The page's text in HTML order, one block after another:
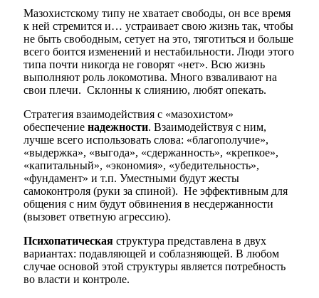
Мазохистскому типу не хватает свободы, он все время
к ней стремится и… устраивает свою жизнь так, чтобы
не быть свободным, сетует на это, тяготиться и больше
всего боится изменений и нестабильности. Люди этого
типа почти никогда не говорят «нет». Всю жизнь
выполняют роль локомотива. Много взваливают на
свои плечи. Склонны к слиянию, любят опекать.
Стратегия взаимодействия с «мазохистом»
обеспечение надежности. Взаимодействуя с ним,
лучше всего использовать слова: «благополучие»,
«выдержка», «выгода», «сдержанность», «крепкое»,
«капитальный», «экономия», «убедительность»,
«фундамент» и т.п. Уместными будут жесты
самоконтроля (руки за спиной). Не эффективным для
общения с ним будут обвинения в несдержанности
(вызовет ответную агрессию).
Психопатическая структура представлена в двух
вариантах: подавляющей и соблазняющей. В любом
случае основой этой структуры является потребность
во власти и контроле.